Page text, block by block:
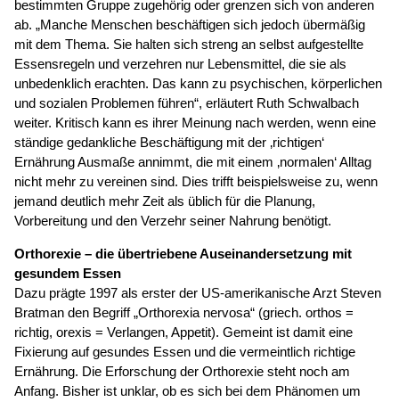
bestimmten Gruppe zugehörig oder grenzen sich von anderen
ab. „Manche Menschen beschäftigen sich jedoch übermäßig
mit dem Thema. Sie halten sich streng an selbst aufgestellte
Essensregeln und verzehren nur Lebensmittel, die sie als
unbedenklich erachten. Das kann zu psychischen, körperlichen
und sozialen Problemen führen“, erläutert Ruth Schwalbach
weiter. Kritisch kann es ihrer Meinung nach werden, wenn eine
ständige gedankliche Beschäftigung mit der ‚richtigen‘
Ernährung Ausmaße annimmt, die mit einem ‚normalen‘ Alltag
nicht mehr zu vereinen sind. Dies trifft beispielsweise zu, wenn
jemand deutlich mehr Zeit als üblich für die Planung,
Vorbereitung und den Verzehr seiner Nahrung benötigt.
Orthorexie – die übertriebene Auseinandersetzung mit
gesundem Essen
Dazu prägte 1997 als erster der US-amerikanische Arzt Steven
Bratman den Begriff „Orthorexia nervosa“ (griech. orthos =
richtig, orexis = Verlangen, Appetit). Gemeint ist damit eine
Fixierung auf gesundes Essen und die vermeintlich richtige
Ernährung. Die Erforschung der Orthorexie steht noch am
Anfang. Bisher ist unklar, ob es sich bei dem Phänomen um